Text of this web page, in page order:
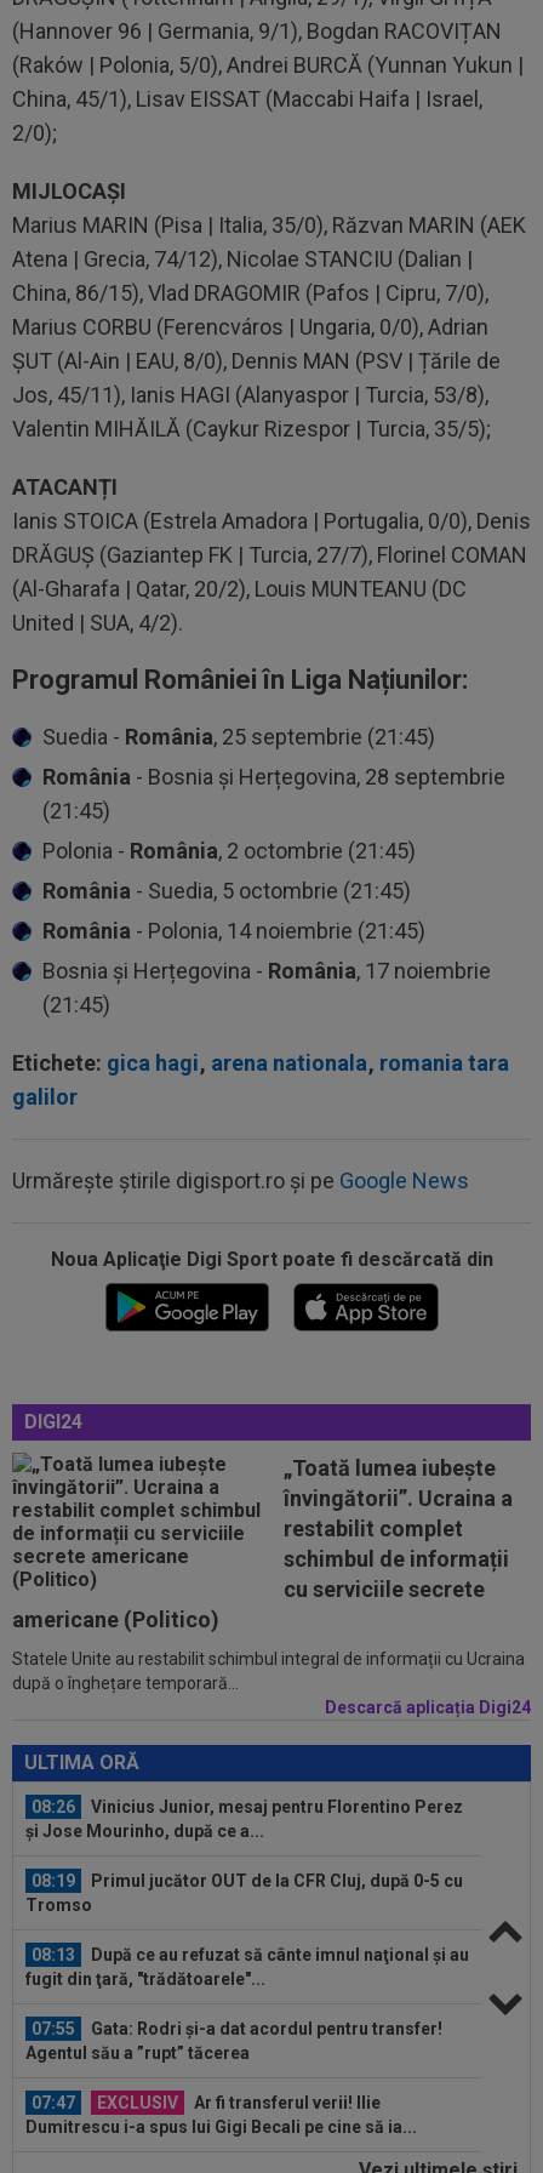
(Hannover 96 | Germania, 9/1), Bogdan RACOVIȚAN
(Raków | Polonia, 5/0), Andrei BURCĂ (Yunnan Yukun |
China, 45/1), Lisav EISSAT (Maccabi Haifa | Israel,
2/0);
MIJLOCAȘI
Marius MARIN (Pisa | Italia, 35/0), Răzvan MARIN (AEK
Atena | Grecia, 74/12), Nicolae STANCIU (Dalian |
China, 86/15), Vlad DRAGOMIR (Pafos | Cipru, 7/0),
Marius CORBU (Ferencváros | Ungaria, 0/0), Adrian
ȘUT (Al-Ain | EAU, 8/0), Dennis MAN (PSV | Țările de
Jos, 45/11), Ianis HAGI (Alanyaspor | Turcia, 53/8),
Valentin MIHĂILĂ (Caykur Rizespor | Turcia, 35/5);
ATACANȚI
Ianis STOICA (Estrela Amadora | Portugalia, 0/0), Denis
DRĂGUȘ (Gaziantep FK | Turcia, 27/7), Florinel COMAN
(Al-Gharafa | Qatar, 20/2), Louis MUNTEANU (DC
United | SUA, 4/2).
Programul României în Liga Națiunilor:
Suedia - România, 25 septembrie (21:45)
România - Bosnia și Herțegovina, 28 septembrie
(21:45)
Polonia - România, 2 octombrie (21:45)
România - Suedia, 5 octombrie (21:45)
România - Polonia, 14 noiembrie (21:45)
Bosnia și Herțegovina - România, 17 noiembrie
(21:45)
Etichete: gica hagi, arena nationala, romania tara
galilor
Urmărește știrile digisport.ro și pe Google News
Noua Aplicaţie Digi Sport poate fi descărcată din
DIGI24
„Toată lumea iubește
învingătorii”. Ucraina a
restabilit complet
schimbul de informații
cu serviciile secrete
americane (Politico)
Statele Unite au restabilit schimbul integral de informații cu Ucraina
după o înghețare temporară...
Descarcă aplicația Digi24
ULTIMA ORĂ
Primul jucător OUT de la CFR Cluj, după 0-5 cu
07:55
Gata: Rodri și-a dat acordul pentru transfer!
Agentul său a ”rupt” tăcerea
07:47 EXCLUSIV
Ar fi transferul verii! Ilie
Dumitrescu i-a spus lui Gigi Becali pe cine să ia...
07:24
”Au schimbat contractul”! Decizia luată de Real
Madrid pentru transferul lui...
08:30
UTA - Rapid, LIVE VIDEO, vineri, 21:00, în direct
la Digi Sport 1. Se anunță un...
Alvarez
08:26
Vinicius Junior, mesaj pentru Florentino Perez
și Jose Mourinho, după ce a...
08:19
Primul jucător OUT de la CFR Cluj, după 0-5 cu
Tromso
08:13
După ce au refuzat să cânte imnul naţional şi au
fugit din ţară, "trădătoarele"...
07:55
Gata: Rodri și-a dat acordul pentru transfer!
Agentul său a ”rupt” tăcerea
07:47 EXCLUSIV
Ar fi transferul verii! Ilie
Dumitrescu i-a spus lui Gigi Becali pe cine să ia...